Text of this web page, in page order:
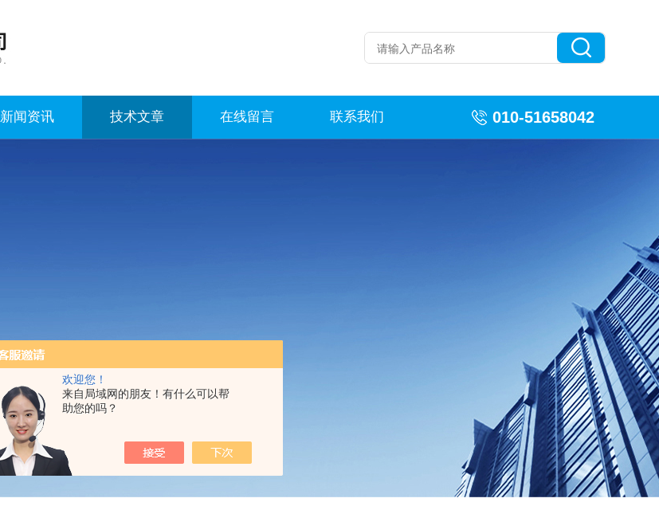
欢迎您！
来自局域网的朋友！有什么可以帮
助您的吗？
新闻资讯 技术文章 在线留言 联系我们 010-51658042